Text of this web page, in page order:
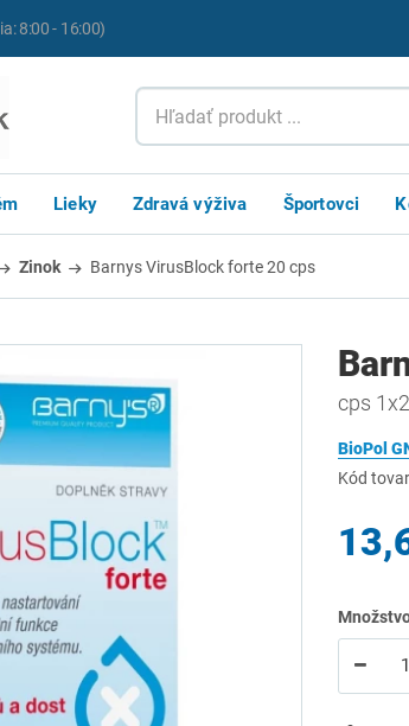
8:00 - 16:00)
Lieky Zdravá výživa Športovci
Zinok Barnys VirusBlock forte 20 cps
cps
BioPol
Kód